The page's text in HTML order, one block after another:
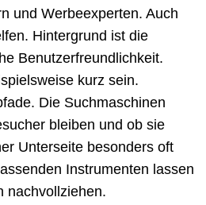
und Werbeexperten. Auch
Hintergrund ist die
Benutzerfreundlichkeit.
kurz sein.
Die Suchmaschinen
bleiben und ob sie
Unterseite besonders oft
Instrumenten lassen
nachvollziehen.